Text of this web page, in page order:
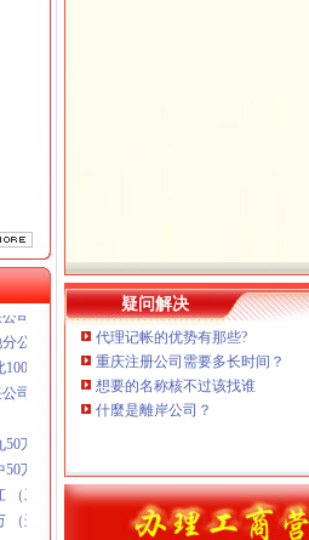
万 (进出口权)
司 渝九1000万 （增资）
万 （工商注册）
万 （增资）
司重庆分公司 渝江 （工商注册）
公司 渝中 （工商注册）
万 (进出口权)
司 渝九1000万 （增资）
万 （工商注册）
万 （工商注册）
（工商注册）
（进出口权）
万 （工商注册）
疑问解决
代理记帐的优势有那些?
重庆注册公司需要多长时间？
想要的名称核不过该找谁
什麼是離岸公司？